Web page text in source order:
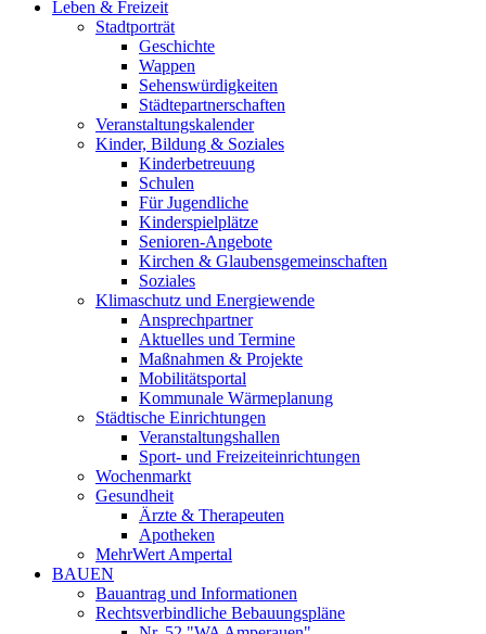
Leben & Freizeit
Stadtporträt
Geschichte
Wappen
Sehenswürdigkeiten
Städtepartnerschaften
Veranstaltungskalender
Kinder, Bildung & Soziales
Kinderbetreuung
Schulen
Für Jugendliche
Kinderspielplätze
Senioren-Angebote
Kirchen & Glaubensgemeinschaften
Soziales
Klimaschutz und Energiewende
Ansprechpartner
Aktuelles und Termine
Maßnahmen & Projekte
Mobilitätsportal
Kommunale Wärmeplanung
Städtische Einrichtungen
Veranstaltungshallen
Sport- und Freizeiteinrichtungen
Wochenmarkt
Gesundheit
Ärzte & Therapeuten
Apotheken
MehrWert Ampertal
BAUEN
Bauantrag und Informationen
Rechtsverbindliche Bebauungspläne